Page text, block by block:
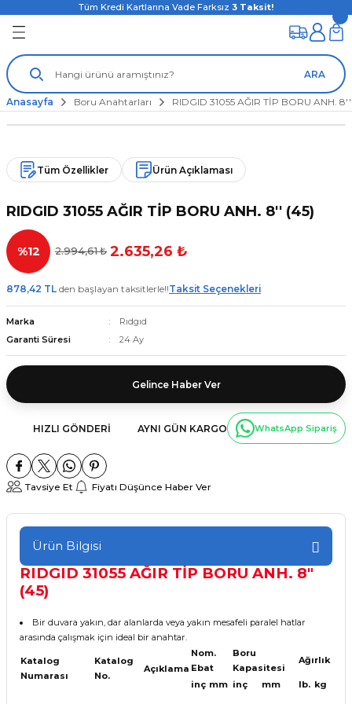
Tüm Kredi Kartlarına Vade Farksız 3 Taksit!
ARA
Anasayfa Boru Anahtarları RIDGID 31055 AĞIR TİP BORU ANH.
Tüm Özellikler Ürün Açıklaması
RIDGID 31055 AĞIR TİP BORU ANH. 8'' (45)
%12 2.994,61 ₺ 2.635,26 ₺
878,42 TL den başlayan taksitlerle!!Taksit Seçenekleri
Marka
Rıdgıd
Garanti Süresi
24 Ay
Gelince Haber Ver
HIZLI GÖNDERI AYNI GÜN KARGO WhatsApp Sipariş
Tavsiye Et Fiyatı Düşünce Haber Ver
Ürün Bilgisi
RIDGID 31055 AĞIR TİP BORU ANH. 8"
(45)
Bir duvara yakın, dar alanlarda veya yakın mesafeli paralel hatlar
arasında çalışmak için ideal bir anahtar.
Katalog
Numarası
Katalog
No.
Açıklama
Nom.
Ebat
Boru
Kapasitesi
Ağırlık
inç mm inç mm lb. kg